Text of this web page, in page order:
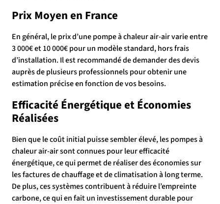
Prix Moyen en France
En général, le prix d’une pompe à chaleur air-air varie entre
3 000€ et 10 000€ pour un modèle standard, hors frais
d’installation. Il est recommandé de demander des devis
auprès de plusieurs professionnels pour obtenir une
estimation précise en fonction de vos besoins.
Efficacité Énergétique et Économies
Réalisées
Bien que le coût initial puisse sembler élevé, les pompes à
chaleur air-air sont connues pour leur efficacité
énergétique, ce qui permet de réaliser des économies sur
les factures de chauffage et de climatisation à long terme.
De plus, ces systèmes contribuent à réduire l’empreinte
carbone, ce qui en fait un investissement durable pour